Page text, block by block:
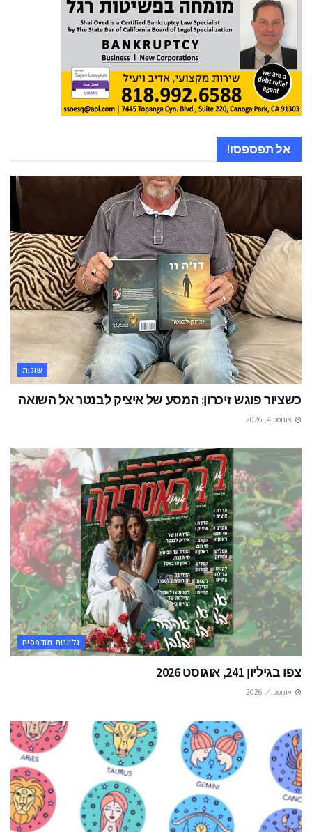
אל תפספסו!
שונות
כשציור פוגש זיכרון: המסע של איציק לבנטר אל השואה
אוגוסט 4, 2026
גליונות מודפסים
צפו בגיליון 241, אוגוסט 2026
אוגוסט 4, 2026